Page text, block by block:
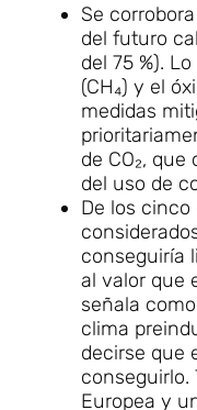
Se
del futuro
del 75 %).
(CH₄) y el
medidas
de CO₂,
del uso de
De los
conseguiría
al valor que
señala
clima
decirse que
conseguirlo.
Europea y